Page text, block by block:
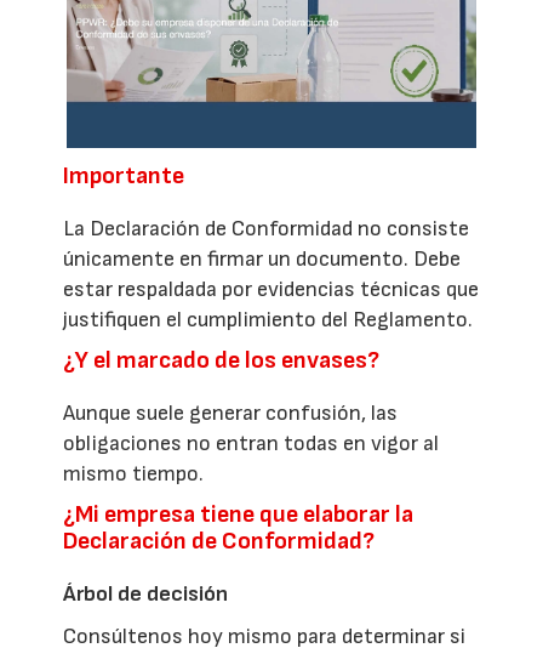
Importante
La Declaración de Conformidad no consiste
únicamente en firmar un documento. Debe
estar respaldada por evidencias técnicas que
justifiquen el cumplimiento del Reglamento.
¿Y el marcado de los envases?
Aunque suele generar confusión, las
obligaciones no entran todas en vigor al
mismo tiempo.
¿Mi empresa tiene que elaborar la
Declaración de Conformidad?
Árbol de decisión
Consúltenos hoy mismo para determinar si